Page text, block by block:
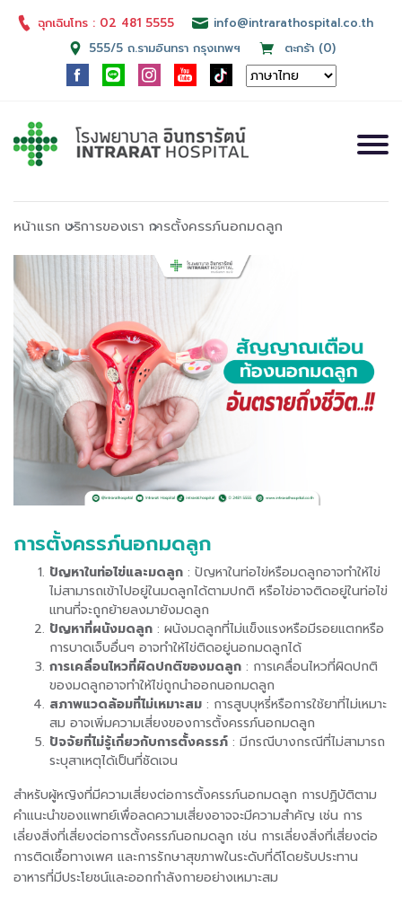
ฉุกเฉินโทร : 02 481 5555
info@intrarathospital.co.th
555/5 ถ.รามอินทรา กรุงเทพฯ
ตะกร้า (0)
หน้าแรก บริการของเรา การตั้งครรภ์นอกมดลูก
การตั้งครรภ์นอกมดลูก
ปัญหาในท่อไข่และมดลูก : ปัญหาในท่อไข่หรือมดลูกอาจทำให้ไข่
ไม่สามารถเข้าไปอยู่ในมดลูกได้ตามปกติ หรือไข่อาจติดอยู่ในท่อไข่
แทนที่จะถูกย้ายลงมายังมดลูก
ปัญหาที่ผนังมดลูก : ผนังมดลูกที่ไม่แข็งแรงหรือมีรอยแตกหรือ
การบาดเจ็บอื่นๆ อาจทำให้ไข่ติดอยู่นอกมดลูกได้
การเคลื่อนไหวที่ผิดปกติของมดลูก : การเคลื่อนไหวที่ผิดปกติ
ของมดลูกอาจทำให้ไข่ถูกนำออกนอกมดลูก
สภาพแวดล้อมที่ไม่เหมาะสม : การสูบบุหรี่หรือการใช้ยาที่ไม่เหมาะ
สม อาจเพิ่มความเสี่ยงของการตั้งครรภ์นอกมดลูก
ปัจจัยที่ไม่รู้เกี่ยวกับการตั้งครรภ์ : มีกรณีบางกรณีที่ไม่สามารถ
ระบุสาเหตุได้เป็นที่ชัดเจน
สำหรับผู้หญิงที่มีความเสี่ยงต่อการตั้งครรภ์นอกมดลูก การปฏิบัติตาม
คำแนะนำของแพทย์เพื่อลดความเสี่ยงอาจจะมีความสำคัญ เช่น การ
เลี่ยงสิ่งที่เสี่ยงต่อการตั้งครรภ์นอกมดลูก เช่น การเลี่ยงสิ่งที่เสี่ยงต่อ
การติดเชื้อทางเพศ และการรักษาสุขภาพในระดับที่ดีโดยรับประทาน
อาหารที่มีประโยชน์และออกกำลังกายอย่างเหมาะสม